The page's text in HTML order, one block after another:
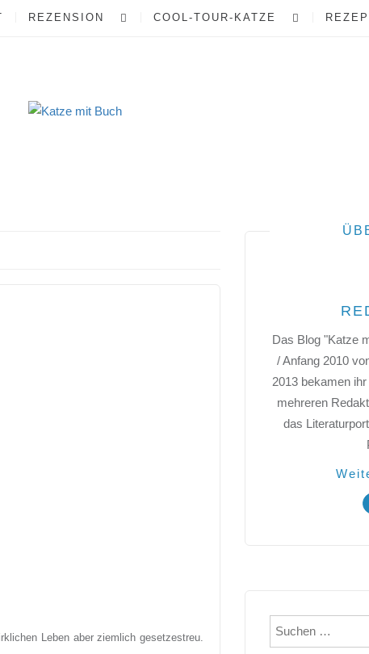
REZENSION COOL-TOUR-KATZE
Leben aber ziemlich gesetzestreu.
Das Blog "Katze
/ Anfang 2010
2013 bekamen
mehreren
das
Suchen
nach: